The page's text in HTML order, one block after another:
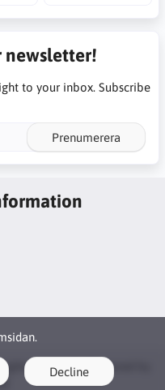
newsletter!
to your inbox. Subscribe
Prenumerera
Decline
reserved · Powered by